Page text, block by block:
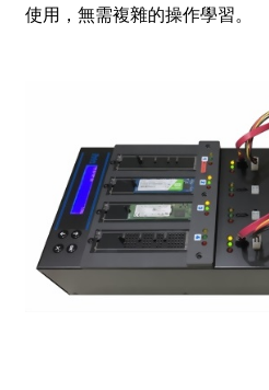
使用，無需複雜的操作學習。